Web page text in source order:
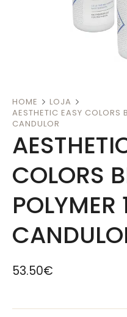
HOME
LOJA
AESTHETIC EASY COLORS
CANDULOR
COLORS
53.50€